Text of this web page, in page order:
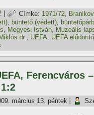
| Címke: 1971/72
, büntető (védett),
, Megyesi István, Muzeális
dr., UEFA, UEFA elődöntő
Ferencváros –
március 13. péntek